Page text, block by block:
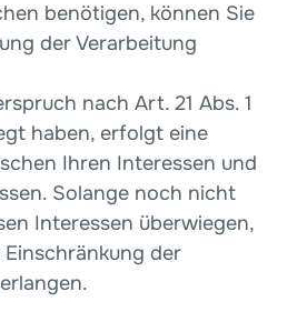
benötigen, können Sie
der Verarbeitung
nach Art. 21 Abs. 1
haben, erfolgt eine
Ihren Interessen und
Solange noch nicht
Interessen überwiegen,
der